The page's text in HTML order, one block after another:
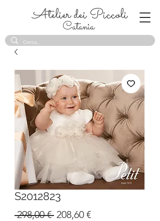
Atelier dei Piccoli
Catania
S2012823
298,00 € Prezzo
208,60 €Prezzo